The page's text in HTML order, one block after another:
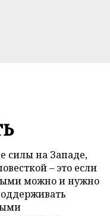
силы на Западе,
– это если
можно и нужно